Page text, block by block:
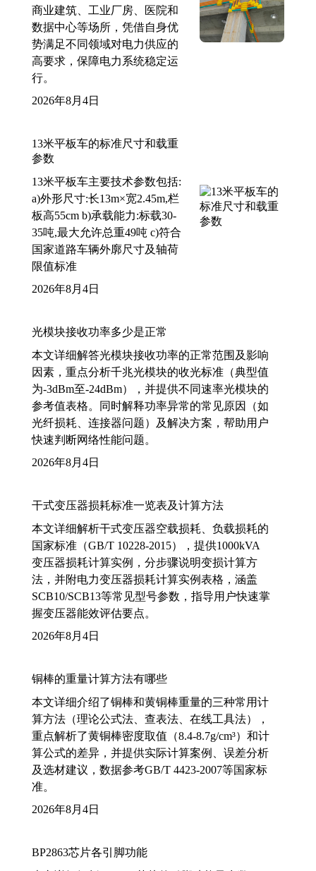
商业建筑、工业厂房、医院和
数据中心等场所，凭借自身优
势满足不同领域对电力供应的
高要求，保障电力系统稳定运
行。
2026年8月4日
13米平板车的标准尺寸和载重
参数
13米平板车主要技术参数包括:
a)外形尺寸:长13m×宽2.45m,栏
板高55cm b)承载能力:标载30-
35吨,最大允许总重49吨 c)符合
国家道路车辆外廓尺寸及轴荷
限值标准
2026年8月4日
光模块接收功率多少是正常
本文详细解答光模块接收功率的正常范围及影响
因素，重点分析千兆光模块的收光标准（典型值
为-3dBm至-24dBm），并提供不同速率光模块的
参考值表格。同时解释功率异常的常见原因（如
光纤损耗、连接器问题）及解决方案，帮助用户
快速判断网络性能问题。
2026年8月4日
干式变压器损耗标准一览表及计算方法
本文详细解析干式变压器空载损耗、负载损耗的
国家标准（GB/T 10228-2015），提供1000kVA
变压器损耗计算实例，分步骤说明变损计算方
法，并附电力变压器损耗计算实例表格，涵盖
SCB10/SCB13等常见型号参数，指导用户快速掌
握变压器能效评估要点。
2026年8月4日
铜棒的重量计算方法有哪些
本文详细介绍了铜棒和黄铜棒重量的三种常用计
算方法（理论公式法、查表法、在线工具法），
重点解析了黄铜棒密度取值（8.4-8.7g/cm³）和计
算公式的差异，并提供实际计算案例、误差分析
及选材建议，数据参考GB/T 4423-2007等国家标
准。
2026年8月4日
BP2863芯片各引脚功能